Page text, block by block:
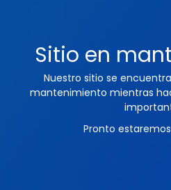
Sitio en
Nuestro sitio se
mantenimiento mientras
Pronto